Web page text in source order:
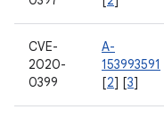
CVE-
2020-
0399
A-
153993591
[2] [3]